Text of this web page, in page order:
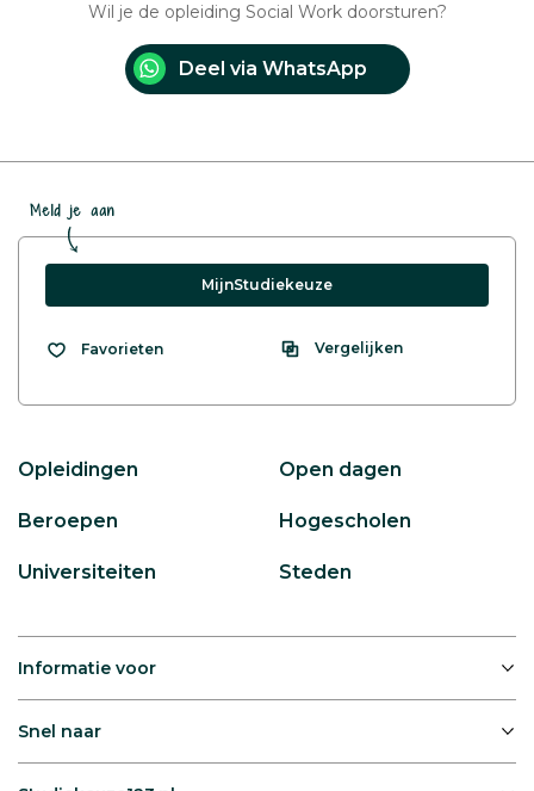
Wil je de opleiding Social Work doorsturen?
Deel via WhatsApp
Meld je aan
MijnStudiekeuze
Favorieten Vergelijken
Opleidingen Open dagen
Beroepen Hogescholen
Universiteiten Steden
Informatie voor
Snel naar